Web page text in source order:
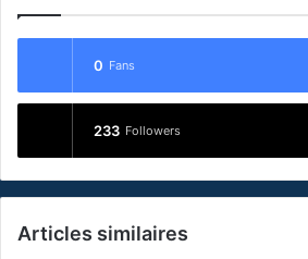
0 Fans
233 Followers
Articles similaires